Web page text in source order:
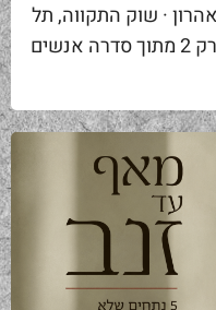
· שוק התקווה, תל
אביב אנציקלופדיית הנתחים · פרק 2 מתוך סדרה אנשים
שאלה ראשונה...